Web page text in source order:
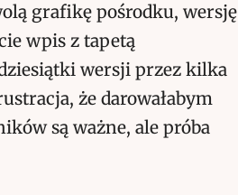
grafikę pośrodku, wersję
wpis z tapetą
wersji przez kilka
że darowałabym
są ważne, ale próba